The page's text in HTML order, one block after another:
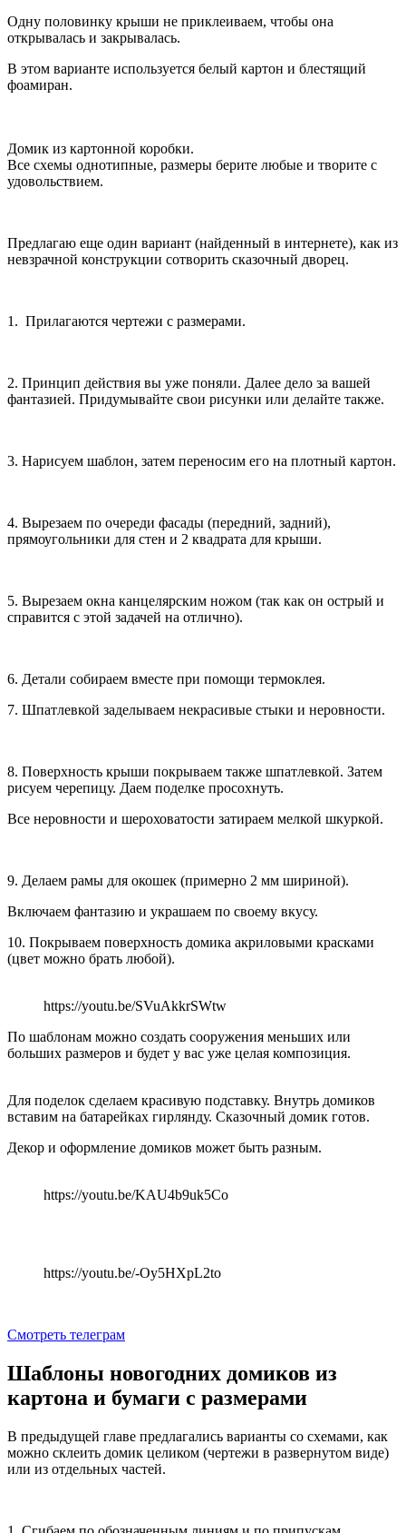
Одну половинку крыши не приклеиваем, чтобы она
открывалась и закрывалась.
В этом варианте используется белый картон и блестящий
фоамиран.
Домик из картонной коробки.
Все схемы однотипные, размеры берите любые и творите с
удовольствием.
Предлагаю еще один вариант (найденный в интернете), как из
невзрачной конструкции сотворить сказочный дворец.
1. Прилагаются чертежи с размерами.
2. Принцип действия вы уже поняли. Далее дело за вашей
фантазией. Придумывайте свои рисунки или делайте также.
3. Нарисуем шаблон, затем переносим его на плотный картон.
4. Вырезаем по очереди фасады (передний, задний),
прямоугольники для стен и 2 квадрата для крыши.
5. Вырезаем окна канцелярским ножом (так как он острый и
справится с этой задачей на отлично).
6. Детали собираем вместе при помощи термоклея.
7. Шпатлевкой заделываем некрасивые стыки и неровности.
8. Поверхность крыши покрываем также шпатлевкой. Затем
рисуем черепицу. Даем поделке просохнуть.
Все неровности и шероховатости затираем мелкой шкуркой.
9. Делаем рамы для окошек (примерно 2 мм шириной).
Включаем фантазию и украшаем по своему вкусу.
10. Покрываем поверхность домика акриловыми красками
(цвет можно брать любой).
https://youtu.be/SVuAkkrSWtw
По шаблонам можно создать сооружения меньших или
больших размеров и будет у вас уже целая композиция.
Для поделок сделаем красивую подставку. Внутрь домиков
вставим на батарейках гирлянду. Сказочный домик готов.
Декор и оформление домиков может быть разным.
https://youtu.be/KAU4b9uk5Co
https://youtu.be/-Oy5HXpL2to
Смотреть телеграм
Шаблоны новогодних домиков из
картона и бумаги с размерами
В предыдущей главе предлагались варианты со схемами, как
можно склеить домик целиком (чертежи в развернутом виде)
или из отдельных частей.